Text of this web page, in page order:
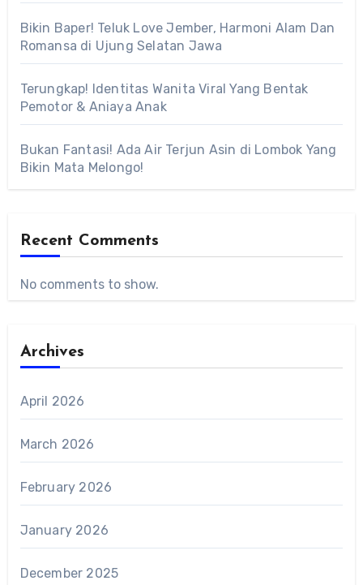
Bikin Baper! Teluk Love Jember, Harmoni Alam Dan
Romansa di Ujung Selatan Jawa
Terungkap! Identitas Wanita Viral Yang Bentak
Pemotor & Aniaya Anak
Bukan Fantasi! Ada Air Terjun Asin di Lombok Yang
Bikin Mata Melongo!
Recent Comments
No comments to show.
Archives
April 2026
March 2026
February 2026
January 2026
December 2025